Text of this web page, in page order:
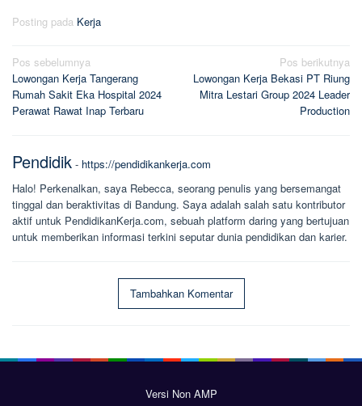
Posting pada Kerja
Navigasi
pos
Pos sebelumnya
Lowongan Kerja Tangerang
Rumah Sakit Eka Hospital 2024
Perawat Rawat Inap Terbaru
Pos berikutnya
Lowongan Kerja Bekasi PT Riung
Mitra Lestari Group 2024 Leader
Production
Pendidik - https://pendidikankerja.com
Halo! Perkenalkan, saya Rebecca, seorang penulis yang bersemangat
tinggal dan beraktivitas di Bandung. Saya adalah salah satu kontributor
aktif untuk PendidikanKerja.com, sebuah platform daring yang bertujuan
untuk memberikan informasi terkini seputar dunia pendidikan dan karier.
Tambahkan Komentar
Versi Non AMP